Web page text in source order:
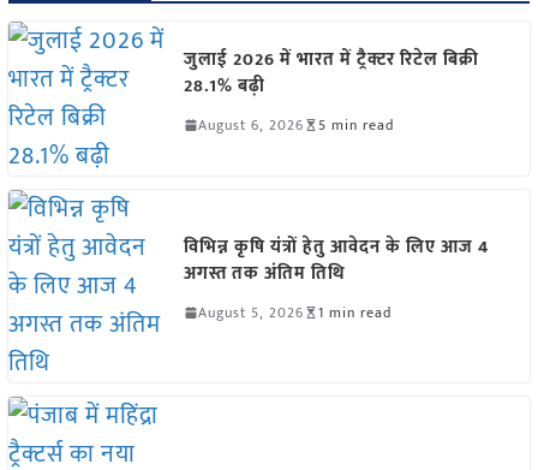
जुलाई 2026 में भारत में ट्रैक्टर रिटेल बिक्री
28.1% बढ़ी
August 6, 2026 5 min read
विभिन्न कृषि यंत्रों हेतु आवेदन के लिए आज 4
अगस्त तक अंतिम तिथि
August 5, 2026 1 min read